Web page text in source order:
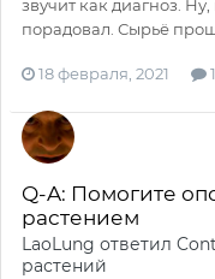
звучит как диагноз.
порадовал. Сырьё
18 февраля, 2021
Q-A: Помогите
растением
LaoLung ответил
растений